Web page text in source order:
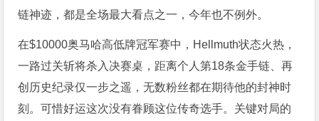
链神迹，都是全场最大看点之一，今年也不例外。
在$10000奥马哈高低牌冠军赛中，Hellmuth状态火热，
一路过关斩将杀入决赛桌，距离个人第18条金手链、再
创历史纪录仅一步之遥，无数粉丝都在期待他的封神时
刻。可惜好运这次没有眷顾这位传奇选手。关键对局的